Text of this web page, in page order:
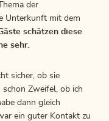
der
Unterkunft mit dem
schätzen diese
sehr.
sicher, ob sie
Zweifel, ob ich
dann gleich
ein guter Kontakt zu